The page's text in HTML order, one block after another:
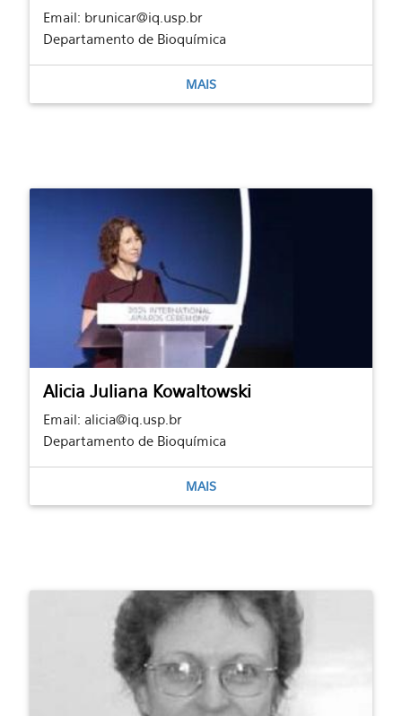
Email: brunicar@iq.usp.br
Departamento de Bioquímica
MAIS
Alicia Juliana Kowaltowski
Email: alicia@iq.usp.br
Departamento de Bioquímica
MAIS